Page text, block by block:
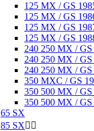
125 MX / GS
125 MX / GS
125 MX / GS
125 MX / GS
240 250 MX / GS
240 250 MX / GS
240 250 MX / GS
350 MXC / GS
350 500 MX / GS
350 500 MX / GS
65 SX
85 SX 